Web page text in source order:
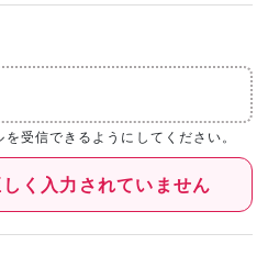
受信できるようにしてください。
く入力されていません